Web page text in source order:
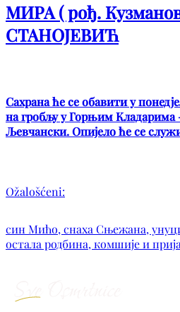
МИРА ( рођ.
СТАНОЈЕВИЋ
Сахрана ће се обавити у
на гробљу у Горњим Кладарима
Љевчански. Опијело ће се
Ožalošćeni:
син Мићо, снаха Сњежана,
остала родбина, комшије и